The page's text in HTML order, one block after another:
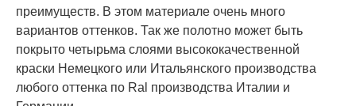
преимуществ. В этом материале очень много
вариантов оттенков. Так же полотно может быть
покрыто четырьма слоями высококачественной
краски Немецкого или Итальянского производства
любого оттенка по Ral производства Италии и